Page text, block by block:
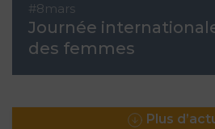
#8mars
Journée
des femmes
Plus